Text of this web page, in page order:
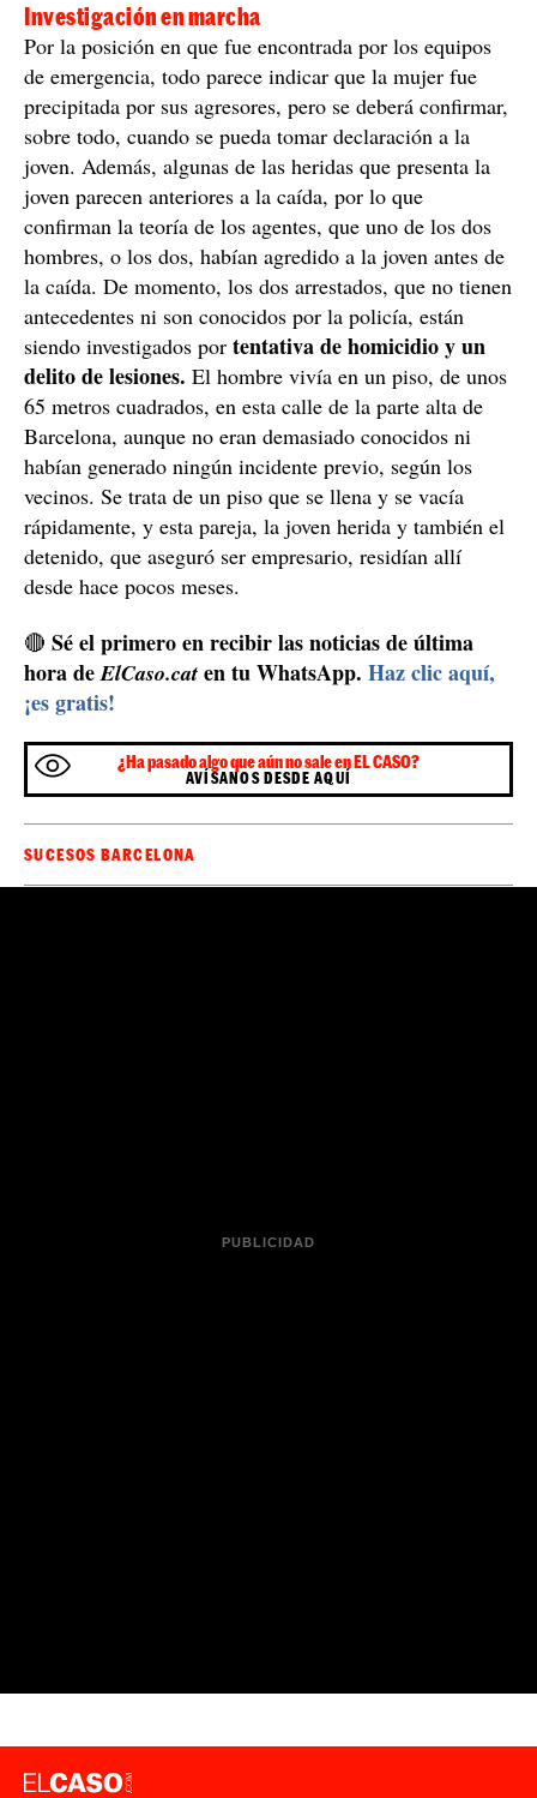
Investigación en marcha
Por la posición en que fue encontrada por los equipos
de emergencia, todo parece indicar que la mujer fue
precipitada por sus agresores, pero se deberá confirmar,
sobre todo, cuando se pueda tomar declaración a la
joven. Además, algunas de las heridas que presenta la
joven parecen anteriores a la caída, por lo que
confirman la teoría de los agentes, que uno de los dos
hombres, o los dos, habían agredido a la joven antes de
la caída. De momento, los dos arrestados, que no tienen
antecedentes ni son conocidos por la policía, están
siendo investigados por tentativa de homicidio y un
delito de lesiones. El hombre vivía en un piso, de unos
65 metros cuadrados, en esta calle de la parte alta de
Barcelona, aunque no eran demasiado conocidos ni
habían generado ningún incidente previo, según los
vecinos. Se trata de un piso que se llena y se vacía
rápidamente, y esta pareja, la joven herida y también el
detenido, que aseguró ser empresario, residían allí
desde hace pocos meses.
🔴 Sé el primero en recibir las noticias de última
hora deElCaso.cat en tu WhatsApp. Haz clic aquí,
¡es gratis!
¿Ha pasado algo que aún no sale en EL CASO?
AVÍSANOS DESDE AQUÍ
SUCESOS BARCELONA